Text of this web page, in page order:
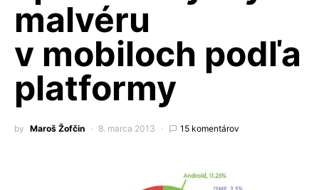
malvéru
v mobiloch podľa
platformy
by Maroš Žofčin 8. marca 2013 15 komentárov